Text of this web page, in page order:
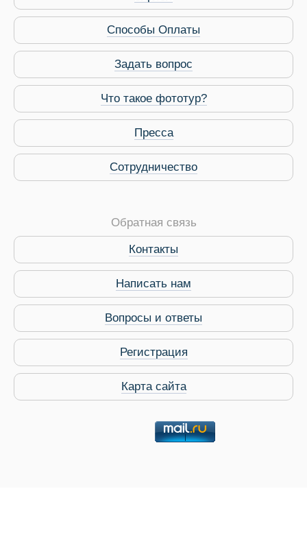
Способы Оплаты
Задать вопрос
Что такое фототур?
Пресса
Сотрудничество
Обратная связь
Контакты
Написать нам
Вопросы и ответы
Регистрация
Карта сайта